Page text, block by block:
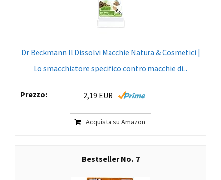
Dr Beckmann Il Dissolvi Macchie Natura & Cosmetici |
Lo smacchiatore specifico contro macchie di...
2,19 EUR
Acquista su Amazon
7